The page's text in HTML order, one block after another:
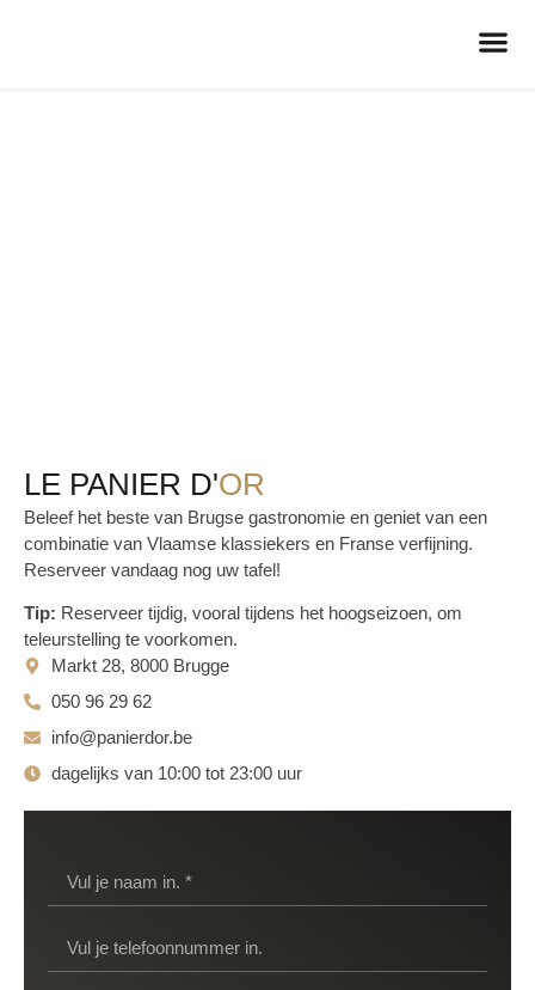
LE PANIER D'OR
Beleef het beste van Brugse gastronomie en geniet van een
combinatie van Vlaamse klassiekers en Franse verfijning.
Reserveer vandaag nog uw tafel!
Tip: Reserveer tijdig, vooral tijdens het hoogseizoen, om
teleurstelling te voorkomen.
Markt 28, 8000 Brugge
050 96 29 62
info@panierdor.be
dagelijks van 10:00 tot 23:00 uur